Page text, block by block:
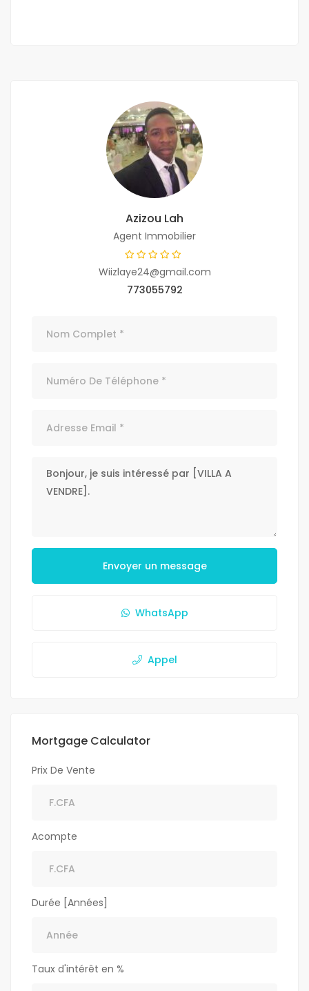
Azizou Lah
Agent Immobilier
Wiizlaye24@gmail.com
773055792
Envoyer un message
WhatsApp
Appel
Mortgage Calculator
Prix De Vente
Acompte
Durée [Années]
Taux d'intérêt en %